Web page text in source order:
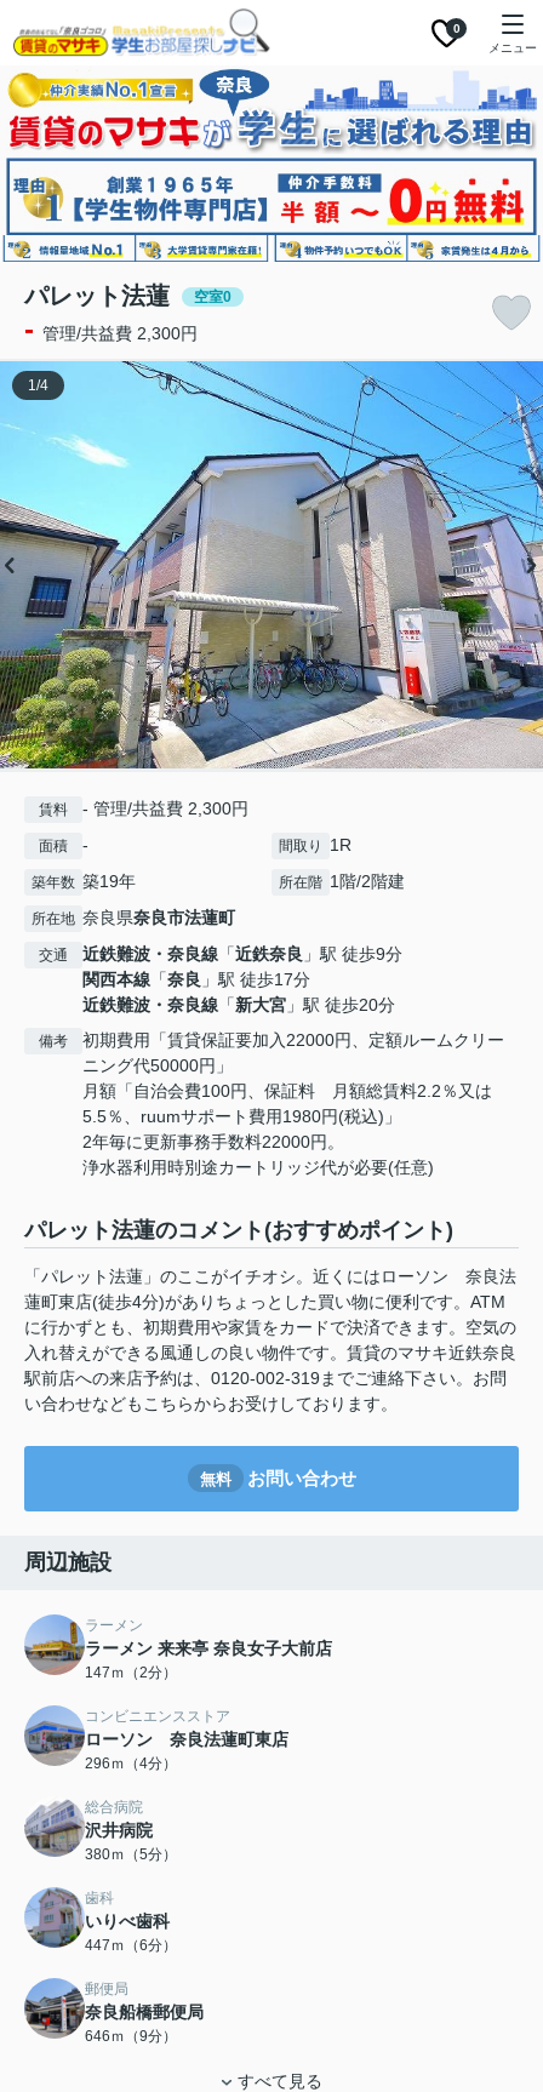
0
メニュー
パレット法蓮 空室0
- 管理/共益費 2,300円
1/4
賃料 - 管理/共益費 2,300円
面積 - 間取り 1R
築年数 築19年 所在階 1階/2階建
所在地 奈良県奈良市法蓮町
交通 近鉄難波・奈良線 「近鉄奈良 」駅 徒歩9分
関西本線 「奈良 」駅 徒歩17分
近鉄難波・奈良線 「新大宮 」駅 徒歩20分
備考
初期費用「賃貸保証要加入22000円、定額ルームクリー
ニング代50000円」
月額「自治会費100円、保証料 月額総賃料2.2％又は
5.5％、ruumサポート費用1980円(税込)」
2年毎に更新事務手数料22000円。
浄水器利用時別途カートリッジ代が必要(任意)
パレット法蓮のコメント(おすすめポイント)
「パレット法蓮」のここがイチオシ。近くにはローソン 奈良法
蓮町東店(徒歩4分)がありちょっとした買い物に便利です。ATM
に行かずとも、初期費用や家賃をカードで決済できます。空気の
入れ替えができる風通しの良い物件です。賃貸のマサキ近鉄奈良
駅前店への来店予約は、0120-002-319までご連絡下さい。お問
い合わせなどもこちらからお受けしております。
無料 お問い合わせ
周辺施設
ラーメン
ラーメン 来来亭 奈良女子大前店
147ｍ（2分）
コンビニエンスストア
ローソン 奈良法蓮町東店
296ｍ（4分）
総合病院
沢井病院
380ｍ（5分）
歯科
いりべ歯科
447ｍ（6分）
郵便局
奈良船橋郵便局
646ｍ（9分）
すべて見る